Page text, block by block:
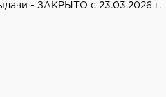
- ЗАКРЫТО с 23.03.2026 г.